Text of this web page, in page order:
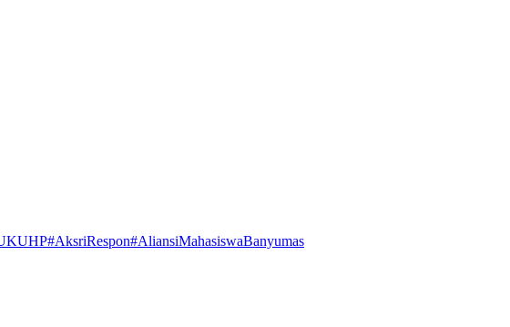
#AksriRespon#AliansiMahasiswaBanyumas